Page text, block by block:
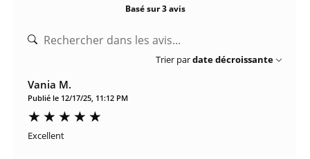
Basé sur 3 avis
Trier pardate décroissante
Vania M.
Publié le 12/17/25, 11:12 PM
Excellent